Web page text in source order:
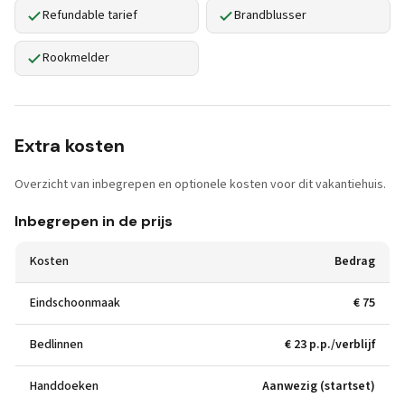
Refundable tarief Brandblusser
Rookmelder
Extra kosten
Overzicht van inbegrepen en optionele kosten voor dit vakantiehuis.
Inbegrepen in de prijs
Kosten Bedrag
Eindschoonmaak € 75
Bedlinnen € 23 p.p./verblijf
Handdoeken Aanwezig (startset)